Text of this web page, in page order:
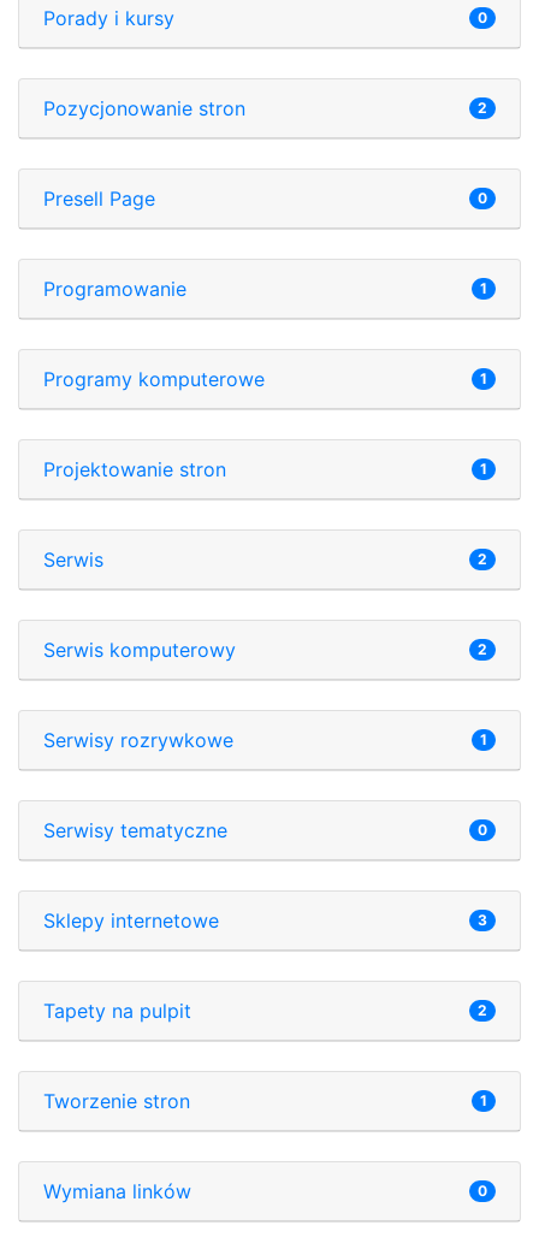
Porady i kursy 0
Pozycjonowanie stron 2
Presell Page 0
Programowanie 1
Programy komputerowe 1
Projektowanie stron 1
Serwis 2
Serwis komputerowy 2
Serwisy rozrywkowe 1
Serwisy tematyczne 0
Sklepy internetowe 3
Tapety na pulpit 2
Tworzenie stron 1
Wymiana linków 0